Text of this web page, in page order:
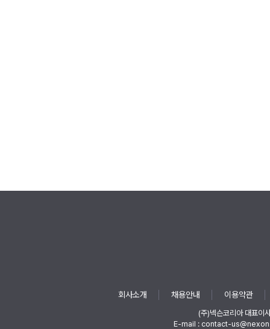
회사소개 채용안내 이용약관
(주)넥슨코리아 대표이
E-mail : contact-